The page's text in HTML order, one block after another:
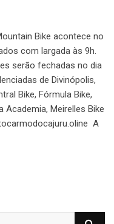
Bike acontece no
com largada às 9h.
serão fechadas no dia
de Divinópolis,
Bike, Fórmula Bike,
Academia, Meirelles Bike
A